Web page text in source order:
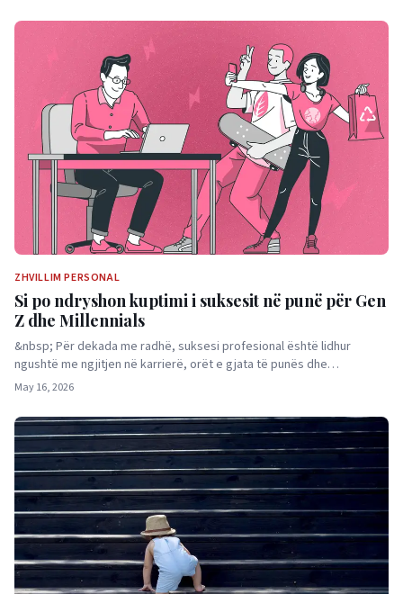
ZHVILLIM PERSONAL
Si po ndryshon kuptimi i suksesit në punë për Gen
Z dhe Millennials
&nbsp; Për dekada me radhë, suksesi profesional është lidhur
ngushtë me ngjitjen në karrierë, orët e gjata të punës dhe…
May 16, 2026